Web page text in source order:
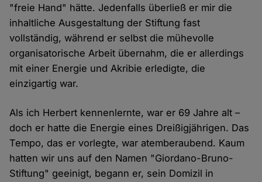
"freie Hand" hätte. Jedenfalls überließ er mir die
inhaltliche Ausgestaltung der Stiftung fast
vollständig, während er selbst die mühevolle
organisatorische Arbeit übernahm, die er allerdings
mit einer Energie und Akribie erledigte, die
einzigartig war.
Als ich Herbert kennenlernte, war er 69 Jahre alt –
doch er hatte die Energie eines Dreißigjährigen. Das
Tempo, das er vorlegte, war atemberaubend. Kaum
hatten wir uns auf den Namen "Giordano-Bruno-
Stiftung" geeinigt, begann er, sein Domizil in